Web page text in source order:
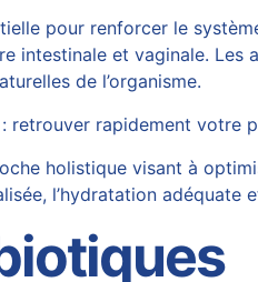
pour renforcer le
intestinale et vaginale.
de l’organisme.
retrouver rapidement votre
holistique visant à
l’hydratation